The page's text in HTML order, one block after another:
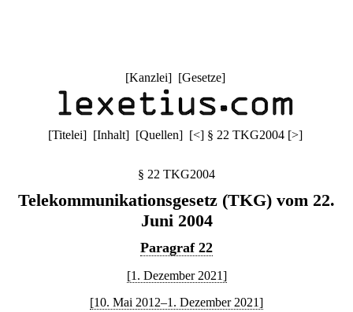
[Kanzlei] [Gesetze]
[Titelei] [Inhalt] [Quellen] [<] § 22 TKG2004 [>]
§ 22 TKG2004
Telekommunikationsgesetz (TKG) vom 22.
Juni 2004
Paragraf 22
[1. Dezember 2021]
[10. Mai 2012–1. Dezember 2021]